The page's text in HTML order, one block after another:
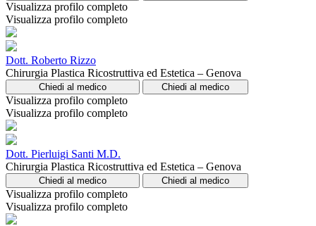
Visualizza profilo completo
Visualizza profilo completo
Dott. Roberto Rizzo
Chirurgia Plastica Ricostruttiva ed Estetica – Genova
Chiedi al medico Chiedi al medico
Visualizza profilo completo
Visualizza profilo completo
Dott. Pierluigi Santi M.D.
Chirurgia Plastica Ricostruttiva ed Estetica – Genova
Chiedi al medico Chiedi al medico
Visualizza profilo completo
Visualizza profilo completo